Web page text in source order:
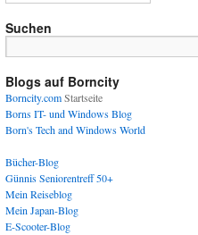
Suchen
Blogs auf Borncity
Borncity.comStartseite
Borns IT- und Windows Blog
Born's Tech and Windows World
Bücher-Blog
Günnis Seniorentreff 50+
Mein Reiseblog
Mein Japan-Blog
E-Scooter-Blog